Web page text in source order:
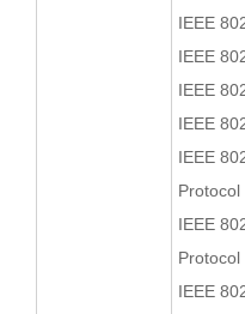
IEEE
IEEE
IEEE
IEEE
IEEE
Protocol
IEEE
Protocol
IEEE